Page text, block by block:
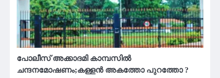
പോലീസ് അക്കാദമി കാമ്പസിൽ
ചന്ദനമോഷണം;കള്ളൻ അകത്തോ പുറത്തോ ?